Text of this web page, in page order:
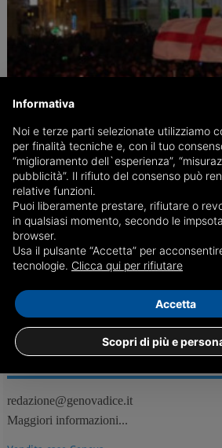
Il tri-Capodanno si conclude col
centomila presenze
In piazza De Ferrari e dintorni, erano in più
insieme a Giusy Ferreri, l’evento clou della
07/01
REDAZIONE
redazione@genovadice.it
Maggiori informazioni...
Informativa
Noi e terze parti selezionate utilizziamo
per finalità tecniche e, con il tuo
“miglioramento dell`esperienza”,
pubblicità”. Il rifiuto del consenso può
relative funzioni.
Puoi liberamente prestare, rifiutare o
in qualsiasi momento, secondo le
browser.
Usa il pulsante “Accetta” per
tecnologie. Clicca qui per rifiutare
Scopri di più e
Accetta